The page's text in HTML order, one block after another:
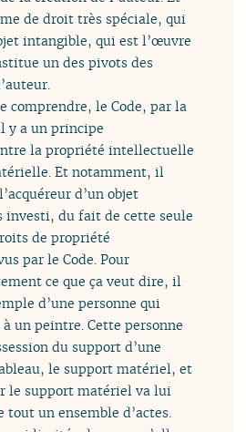
de droit très spéciale, qui
intangible, qui est l’œuvre
un des pivots des
comprendre, le Code, par la
y a un principe
la propriété intellectuelle
Et notamment, il
d’un objet
investi, du fait de cette seule
de propriété
par le Code. Pour
ce que ça veut dire, il
d’une personne qui
un peintre. Cette personne
du support d’une
le support matériel, et
le support matériel va lui
un ensemble d’actes.